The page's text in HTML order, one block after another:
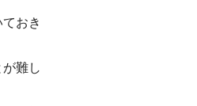
おき
難し